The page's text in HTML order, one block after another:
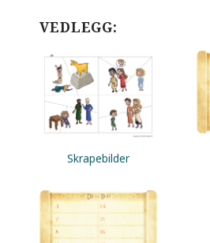
VEDLEGG:
Skrapebilder